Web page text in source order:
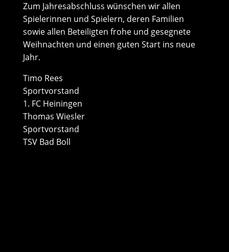
Zum Jahresabschluss wünschen wir allen
Spielerinnen und Spielern, deren Familien
sowie allen Beteiligten frohe und gesegnete
Weihnachten und einen guten Start ins neue
Jahr.
Timo Rees
Sportvorstand
1. FC Heiningen
Thomas Wiesler
Sportvorstand
TSV Bad Boll